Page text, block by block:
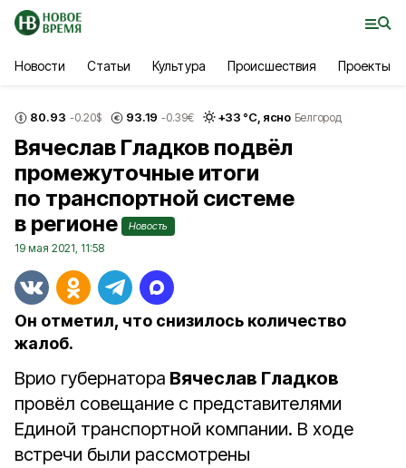
Новости Статьи Культура Происшествия Проекты
80.93 -0.20$ 93.19 -0.39€ +33 °С, ясно Белгород
Вячеслав Гладков подвёл
промежуточные итоги
по транспортной системе
в регионе
Новость
19 мая 2021, 11:58
Он отметил, что снизилось количество
жалоб.
Врио губернатора Вячеслав Гладков
провёл совещание с представителями
Единой транспортной компании. В ходе
встречи были рассмотрены